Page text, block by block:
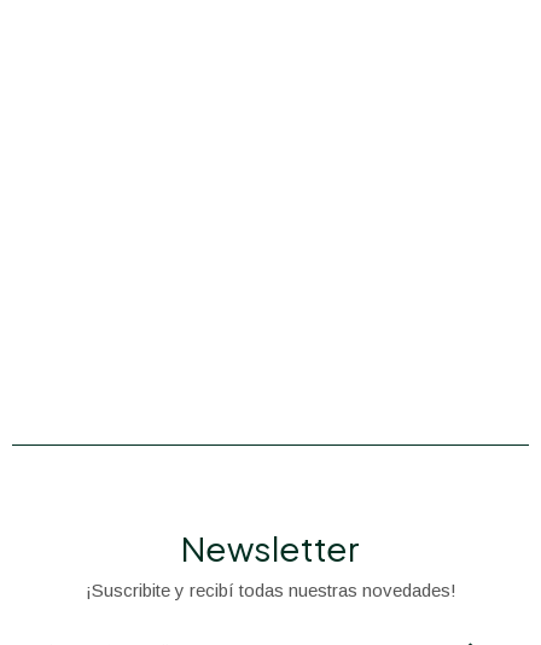
Newsletter
¡Suscribite y recibí todas nuestras novedades!